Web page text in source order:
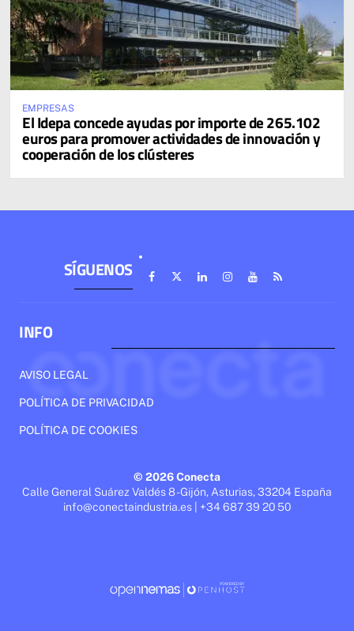
EMPRESAS
El Idepa concede ayudas por importe de 265.102
euros para promover actividades de innovación y
cooperación de los clústeres
SÍGUENOS
INFO
AVISO LEGAL
POLÍTICA DE PRIVACIDAD
POLÍTICA DE COOKIES
© 2026 Conecta
Calle General Suárez Valdés 8 - Gijón, Asturias, 33204 España
info@conectaindustria.es | +34 687 39 20 50